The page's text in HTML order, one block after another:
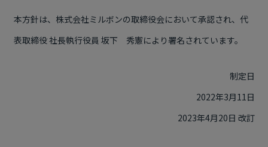
本方針は、株式会社ミルボンの取締役会において承認され、代
表取締役 社長執行役員 坂下 秀憲により署名されています。
制定日
2022年3月11日
2023年4月20日 改訂